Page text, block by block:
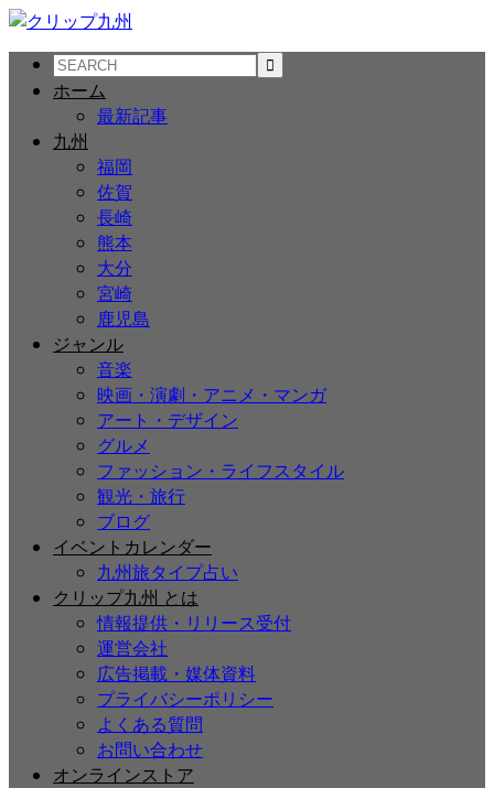
ホーム
最新記事
九州
福岡
佐賀
長崎
熊本
大分
宮崎
鹿児島
ジャンル
音楽
映画・演劇・アニメ・マンガ
アート・デザイン
グルメ
ファッション・ライフスタイル
観光・旅行
ブログ
イベントカレンダー
九州旅タイプ占い
クリップ九州 とは
情報提供・リリース受付
運営会社
広告掲載・媒体資料
プライバシーポリシー
よくある質問
お問い合わせ
オンラインストア